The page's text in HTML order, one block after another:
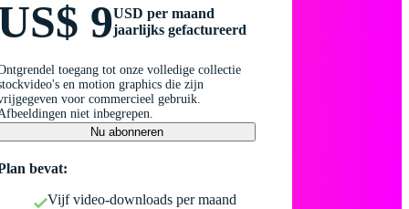
9USD per maand
jaarlijks gefactureerd
toegang tot onze volledige collectie
en motion graphics die zijn
voor commercieel gebruik.
niet inbegrepen.
Nu abonneren
bevat:
Vijf video-downloads per maand